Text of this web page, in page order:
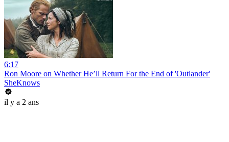
6:17
Ron Moore on Whether He’ll Return For the End of 'Outlander'
SheKnows
il y a 2 ans